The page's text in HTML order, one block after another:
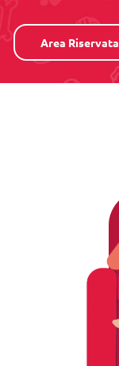
Area Riservata